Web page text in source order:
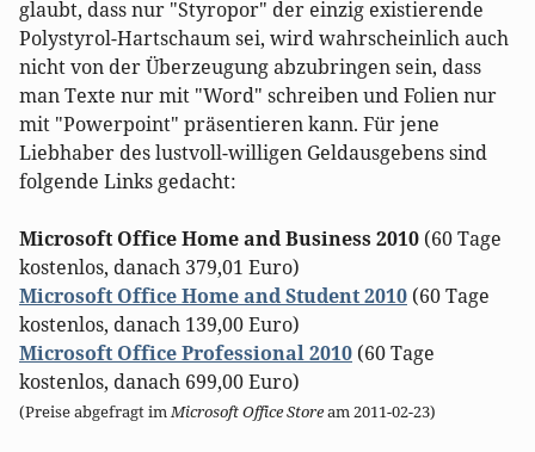
glaubt, dass nur "Styropor" der einzig existierende
Polystyrol-Hartschaum sei, wird wahrscheinlich auch
nicht von der Überzeugung abzubringen sein, dass
man Texte nur mit "Word" schreiben und Folien nur
mit "Powerpoint" präsentieren kann. Für jene
Liebhaber des lustvoll-willigen Geldausgebens sind
folgende Links gedacht:
Microsoft Office Home and Business 2010 (60 Tage
kostenlos, danach 379,01 Euro)
Microsoft Office Home and Student 2010 (60 Tage
kostenlos, danach 139,00 Euro)
Microsoft Office Professional 2010 (60 Tage
kostenlos, danach 699,00 Euro)
(Preise abgefragt imMicrosoft Office Stoream 2011-02-23)